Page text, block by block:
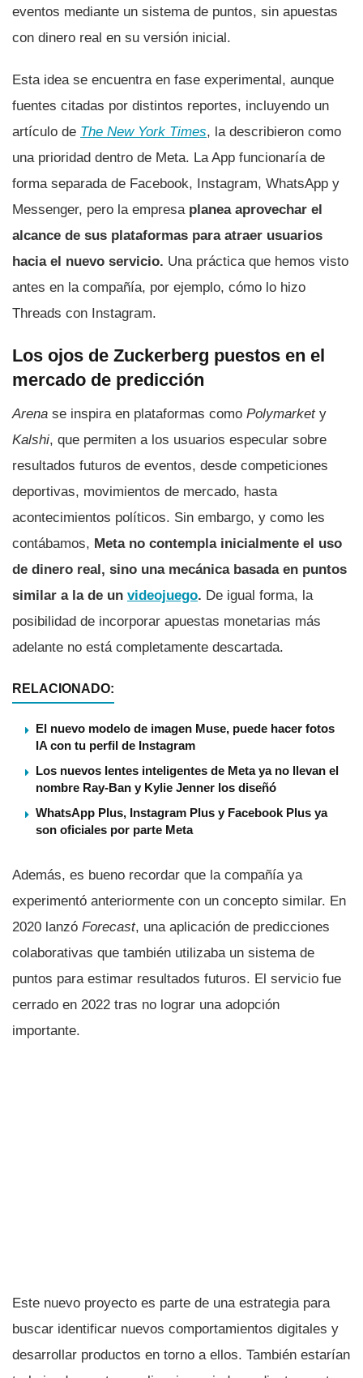
eventos mediante un sistema de puntos, sin apuestas
con dinero real en su versión inicial.
Esta idea se encuentra en fase experimental, aunque
fuentes citadas por distintos reportes, incluyendo un
artículo de The New York Times, la describieron como
una prioridad dentro de Meta. La App funcionaría de
forma separada de Facebook, Instagram, WhatsApp y
Messenger, pero la empresa planea aprovechar el
alcance de sus plataformas para atraer usuarios
hacia el nuevo servicio. Una práctica que hemos visto
antes en la compañía, por ejemplo, cómo lo hizo
Threads con Instagram.
Los ojos de Zuckerberg puestos en el
mercado de predicción
Arena se inspira en plataformas como Polymarkety
Kalshi, que permiten a los usuarios especular sobre
resultados futuros de eventos, desde competiciones
deportivas, movimientos de mercado, hasta
acontecimientos políticos. Sin embargo, y como les
contábamos, Meta no contempla inicialmente el uso
de dinero real, sino una mecánica basada en puntos
similar a la de un videojuego. De igual forma, la
posibilidad de incorporar apuestas monetarias más
adelante no está completamente descartada.
RELACIONADO:
El nuevo modelo de imagen Muse, puede hacer fotos
IA con tu perfil de Instagram
Los nuevos lentes inteligentes de Meta ya no llevan el
nombre Ray-Ban y Kylie Jenner los diseñó
WhatsApp Plus, Instagram Plus y Facebook Plus ya
son oficiales por parte Meta
Además, es bueno recordar que la compañía ya
experimentó anteriormente con un concepto similar. En
2020 lanzó Forecast, una aplicación de predicciones
colaborativas que también utilizaba un sistema de
puntos para estimar resultados futuros. El servicio fue
cerrado en 2022 tras no lograr una adopción
importante.
Este nuevo proyecto es parte de una estrategia para
buscar identificar nuevos comportamientos digitales y
desarrollar productos en torno a ellos. También estarían